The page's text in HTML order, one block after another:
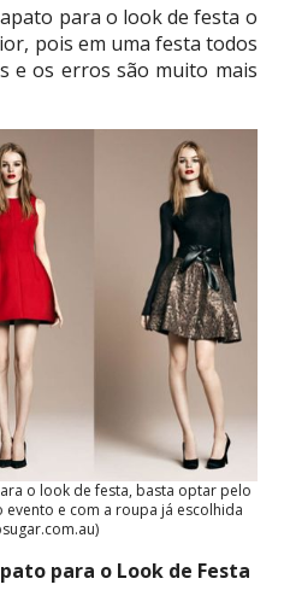
para o look de festa o
pois em uma festa todos
e os erros são muito mais
o look de festa, basta optar pelo
e com a roupa já escolhida
para o Look de Festa